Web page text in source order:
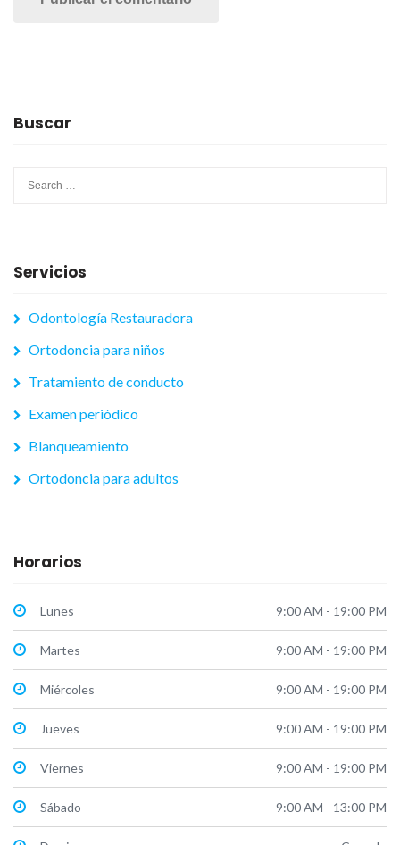
Buscar
for:
Servicios
Odontología Restauradora
Ortodoncia para niños
Tratamiento de conducto
Examen periódico
Blanqueamiento
Ortodoncia para adultos
Horarios
Lunes 9:00 AM - 19:00 PM
Martes 9:00 AM - 19:00 PM
Miércoles 9:00 AM - 19:00 PM
Jueves 9:00 AM - 19:00 PM
Viernes 9:00 AM - 19:00 PM
Sábado 9:00 AM - 13:00 PM